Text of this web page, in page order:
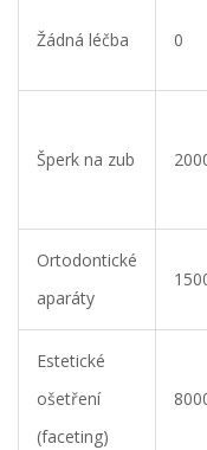
Žádná léčba 0
Šperk na zub
Ortodontické
aparáty
Estetické
ošetření
(faceting)